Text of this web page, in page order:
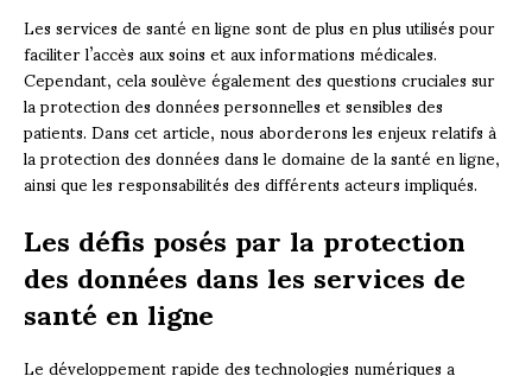
Les services de santé en ligne sont de plus en plus utilisés pour
faciliter l’accès aux soins et aux informations médicales.
Cependant, cela soulève également des questions cruciales sur
la protection des données personnelles et sensibles des
patients. Dans cet article, nous aborderons les enjeux relatifs à
la protection des données dans le domaine de la santé en ligne,
ainsi que les responsabilités des différents acteurs impliqués.
Les défis posés par la protection
des données dans les services de
santé en ligne